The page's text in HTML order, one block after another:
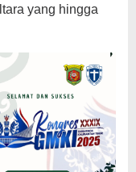
yang hingga